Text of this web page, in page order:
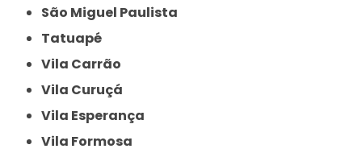
São Miguel Paulista
Tatuapé
Vila Carrão
Vila Curuçá
Vila Esperança
Vila Formosa